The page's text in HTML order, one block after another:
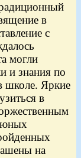
в
с
могли
и знания по
школе. Яркие
в
юных
на